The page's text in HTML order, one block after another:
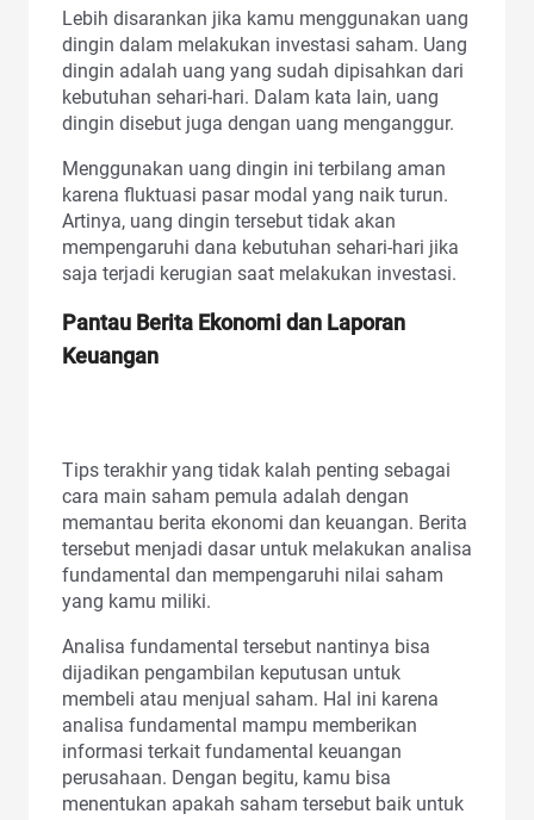
Lebih disarankan jika kamu menggunakan uang
dingin dalam melakukan investasi saham. Uang
dingin adalah uang yang sudah dipisahkan dari
kebutuhan sehari-hari. Dalam kata lain, uang
dingin disebut juga dengan uang menganggur.
Menggunakan uang dingin ini terbilang aman
karena fluktuasi pasar modal yang naik turun.
Artinya, uang dingin tersebut tidak akan
mempengaruhi dana kebutuhan sehari-hari jika
saja terjadi kerugian saat melakukan investasi.
Pantau Berita Ekonomi dan Laporan
Keuangan
Tips terakhir yang tidak kalah penting sebagai
cara main saham pemula adalah dengan
memantau berita ekonomi dan keuangan. Berita
tersebut menjadi dasar untuk melakukan analisa
fundamental dan mempengaruhi nilai saham
yang kamu miliki.
Analisa fundamental tersebut nantinya bisa
dijadikan pengambilan keputusan untuk
membeli atau menjual saham. Hal ini karena
analisa fundamental mampu memberikan
informasi terkait fundamental keuangan
perusahaan. Dengan begitu, kamu bisa
menentukan apakah saham tersebut baik untuk